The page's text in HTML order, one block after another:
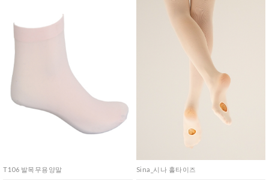
T106 발목무용양말 Sina_시나 홀타이즈